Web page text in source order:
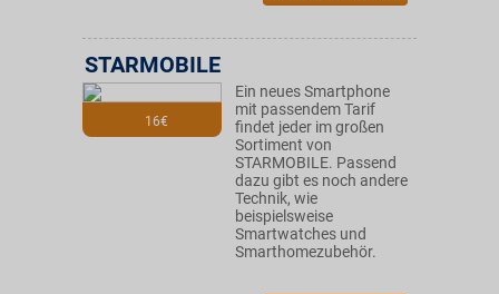
16€
STARMOBILE
Ein neues Smartphone
mit passendem Tarif
findet jeder im großen
Sortiment von
STARMOBILE. Passend
dazu gibt es noch andere
Technik, wie
beispielsweise
Smartwatches und
Smarthomezubehör.